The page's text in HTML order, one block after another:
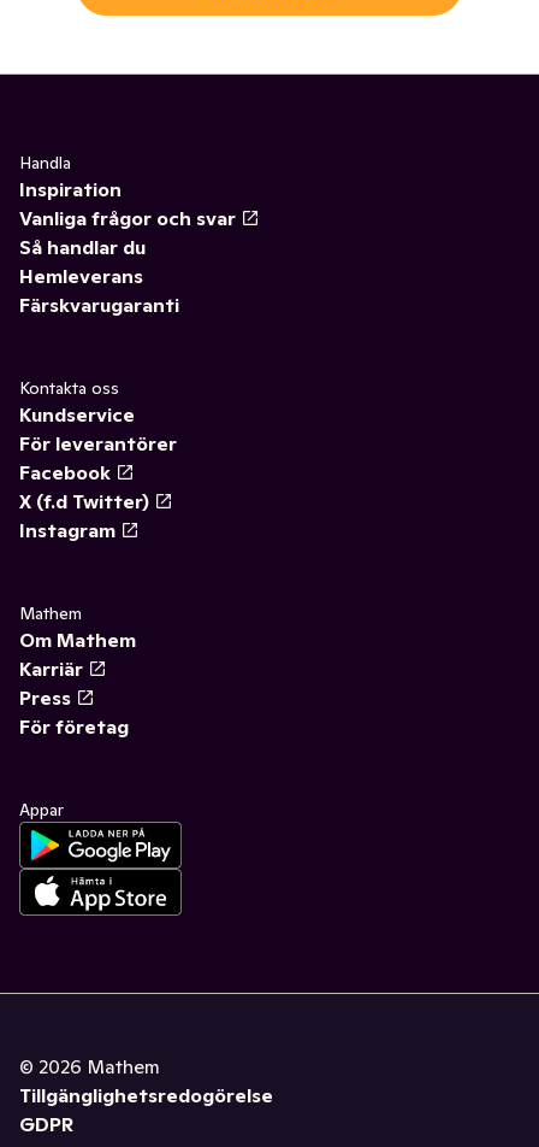
Handla
Inspiration
Vanliga frågor och svar
Så handlar du
Hemleverans
Färskvarugaranti
Kontakta oss
Kundservice
För leverantörer
Facebook
X (f.d Twitter)
Instagram
Mathem
Om Mathem
Karriär
Press
För företag
Appar
© 2026 Mathem
Tillgänglighetsredogörelse
GDPR